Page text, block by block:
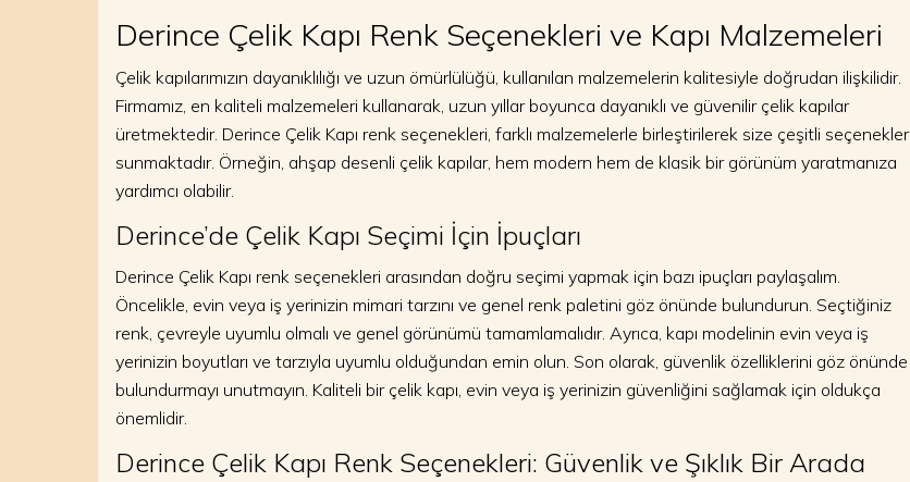
Derince Çelik Kapı Renk Seçenekleri ve Kapı Malzemeleri
Çelik kapılarımızın dayanıklılığı ve uzun ömürlülüğü, kullanılan malzemelerin kalitesiyle doğrudan ilişkilidir.
Firmamız, en kaliteli malzemeleri kullanarak, uzun yıllar boyunca dayanıklı ve güvenilir çelik kapılar
üretmektedir. Derince Çelik Kapı renk seçenekleri, farklı malzemelerle birleştirilerek size çeşitli seçenekler
sunmaktadır. Örneğin, ahşap desenli çelik kapılar, hem modern hem de klasik bir görünüm yaratmanıza
yardımcı olabilir.
Derince’de Çelik Kapı Seçimi İçin İpuçları
Derince Çelik Kapı renk seçenekleri arasından doğru seçimi yapmak için bazı ipuçları paylaşalım.
Öncelikle, evin veya iş yerinizin mimari tarzını ve genel renk paletini göz önünde bulundurun. Seçtiğiniz
renk, çevreyle uyumlu olmalı ve genel görünümü tamamlamalıdır. Ayrıca, kapı modelinin evin veya iş
yerinizin boyutları ve tarzıyla uyumlu olduğundan emin olun. Son olarak, güvenlik özelliklerini göz önünde
bulundurmayı unutmayın. Kaliteli bir çelik kapı, evin veya iş yerinizin güvenliğini sağlamak için oldukça
önemlidir.
Derince Çelik Kapı Renk Seçenekleri: Güvenlik ve Şıklık Bir Arada